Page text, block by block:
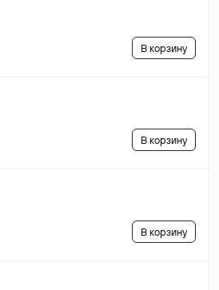
В корзину
В корзину
В корзину